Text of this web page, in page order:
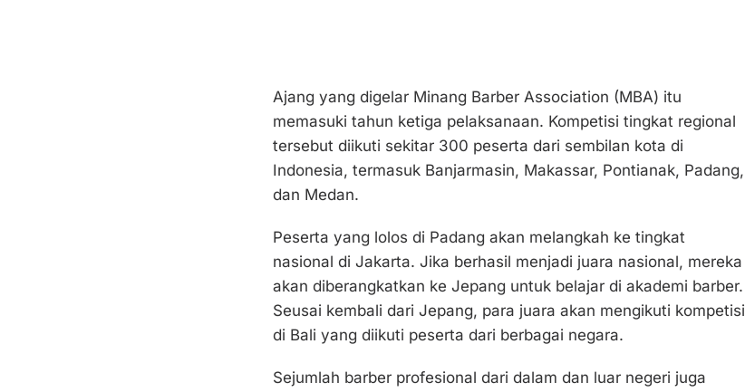
Ajang yang digelar Minang Barber Association (MBA) itu
memasuki tahun ketiga pelaksanaan. Kompetisi tingkat regional
tersebut diikuti sekitar 300 peserta dari sembilan kota di
Indonesia, termasuk Banjarmasin, Makassar, Pontianak, Padang,
dan Medan.
Peserta yang lolos di Padang akan melangkah ke tingkat
nasional di Jakarta. Jika berhasil menjadi juara nasional, mereka
akan diberangkatkan ke Jepang untuk belajar di akademi barber.
Seusai kembali dari Jepang, para juara akan mengikuti kompetisi
di Bali yang diikuti peserta dari berbagai negara.
Sejumlah barber profesional dari dalam dan luar negeri juga